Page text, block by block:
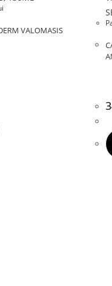
VALOMASIS